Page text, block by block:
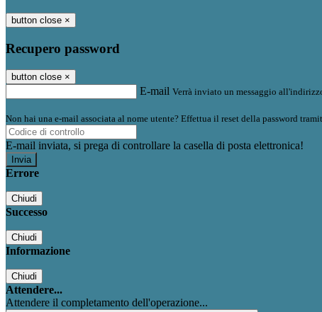
button close ×
Recupero password
button close ×
E-mail Verrà inviato un messaggio
Non hai una e-mail associata al nome utente? Effettua il reset della password
E-mail inviata, si prega di controllare la casella di posta elettronica!
Errore
Chiudi
Successo
Chiudi
Informazione
Chiudi
Attendere...
Attendere il completamento dell'operazione...